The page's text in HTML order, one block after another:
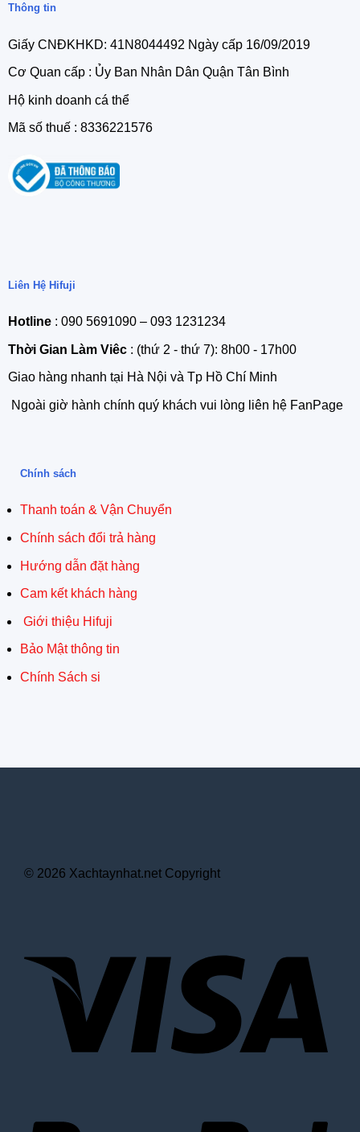
Thông tin
Giấy CNĐKHKD: 41N8044492 Ngày cấp 16/09/2019
Cơ Quan cấp : Ủy Ban Nhân Dân Quận Tân Bình
Hộ kinh doanh cá thể
Mã số thuế : 8336221576
Liên Hệ Hifuji
Hotline: 090 5691090 – 093 1231234
Thời Gian Làm Viêc: (thứ 2 - thứ 7): 8h00 - 17h00
Giao hàng nhanh tại Hà Nội và Tp Hồ Chí Minh
Ngoài giờ hành chính quý khách vui lòng liên hệ FanPage
Chính sách
Thanh toán & Vận Chuyển
Chính sách đổi trả hàng
Hướng dẫn đặt hàng
Cam kết khách hàng
Giới thiệu Hifuji
Bảo Mật thông tin
Chính Sách si
© 2026 Xachtaynhat.net Copyright